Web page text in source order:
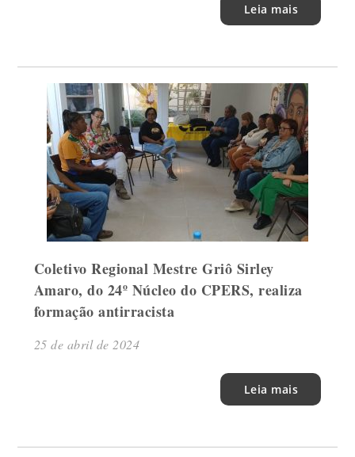
Leia mais
Coletivo Regional Mestre Griô Sirley
Amaro, do 24º Núcleo do CPERS, realiza
formação antirracista
25 de abril de 2024
Leia mais